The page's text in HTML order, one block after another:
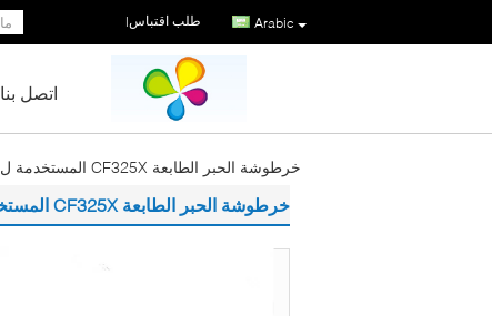
Arabic طلب اقتباس|
اتصل بنا
خرطوشة الحبر الطابعة CF325X المستخدمة ل M806dn M806x + M830zMFP M830z
خرطوشة الحبر الطابعة CF325X المستخدمة ل M806dn M806x + M830zMFP M830z